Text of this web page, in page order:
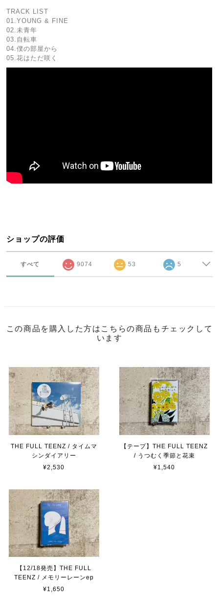
TRACK LIST
01.YOUNG & FINE
02.未青年
03.自転車
04.僕の部屋から
05.花はただ咲く
ショップの評価
すべて 9074 53 5
この商品を購入した方はこちらの商品もチェックして
います
THE FULL TEENZ / タイムマ
シンダイアリー
¥2,530
【テープ】THE FULL TEENZ
/ うつむく季節と花束
¥1,540
【12/18発売】THE FULL
TEENZ / メモリーレーンep
¥1,650